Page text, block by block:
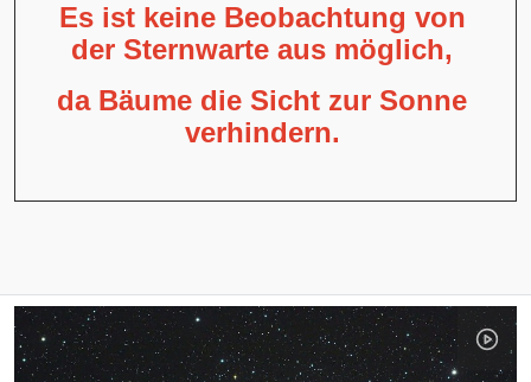
Es ist keine Beobachtung von
der Sternwarte aus möglich,
da Bäume die Sicht zur Sonne
verhindern.